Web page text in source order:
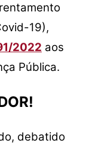
19),
2022 aos
Pública.
debatido